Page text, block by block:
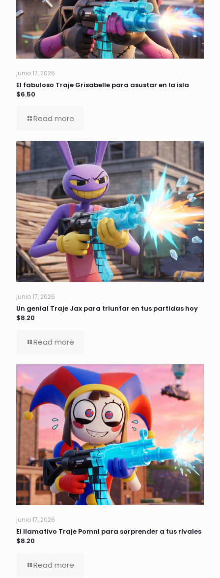
junio 17, 2026
El fabuloso Traje Grisabelle para asustar en la isla
$6.50
Read more
junio 17, 2026
Un genial Traje Jax para triunfar en tus partidas hoy
$8.20
Read more
junio 17, 2026
El llamativo Traje Pomni para sorprender a tus rivales
$8.20
Read more